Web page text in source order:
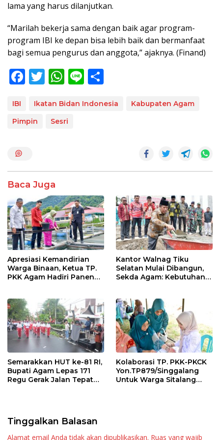
lama yang harus dilanjutkan.
“Marilah bekerja sama dengan baik agar program-
program IBI ke depan bisa lebih baik dan bermanfaat
bagi semua pengurus dan anggota,” ajaknya. (Finand)
F
b
k
T
itt
er
W
at
s
p
Li
e ar
IBI Ikatan Bidan Indonesia
Kabupaten Agam
Pimpin
Sesri
Baca Juga
Apresiasi Kemandirian
Warga Binaan, Ketua TP.
PKK Agam Hadiri Panen
Kantor Walnag Tiku
Selatan Mulai Dibangun,
Sekda Agam: Kebutuhan
Semarakkan HUT ke-81 RI,
Bupati Agam Lepas 171
Regu Gerak Jalan Tepat
Kolaborasi TP. PKK-PKCK
Yon.TP879/Singgalang
Untuk Warga Sitalang
Tinggalkan Balasan
Alamat email Anda tidak akan dipublikasikan. Ruas yang wajib